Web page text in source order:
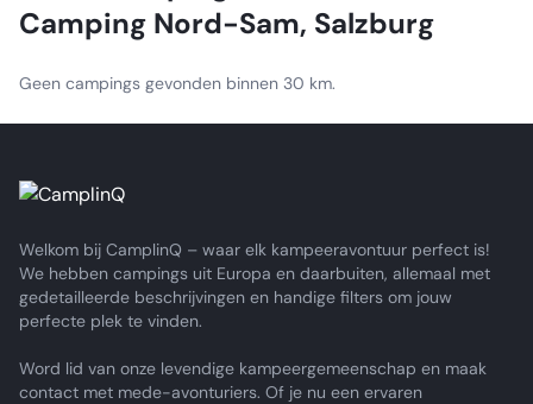
Camping Nord-Sam, Salzburg
Geen campings gevonden binnen 30 km.
Welkom bij CamplinQ – waar elk kampeeravontuur perfect is!
We hebben campings uit Europa en daarbuiten, allemaal met
gedetailleerde beschrijvingen en handige filters om jouw
perfecte plek te vinden.
Word lid van onze levendige kampeergemeenschap en maak
contact met mede-avonturiers. Of je nu een ervaren